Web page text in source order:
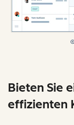
Bieten Sie
effizienten